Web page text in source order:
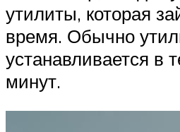
утилиты, которая
время. Обычно
устанавливается в
минут.